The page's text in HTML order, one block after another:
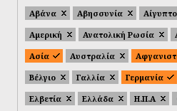
Αβάνα Αβησσυνία
Αμερική
Ανατολική Ρωσία
Ασία
Αυστραλία
Βέλγιο
Γαλλία Γερμανία
Ελβετία
Ελλάδα Η.Π.Α